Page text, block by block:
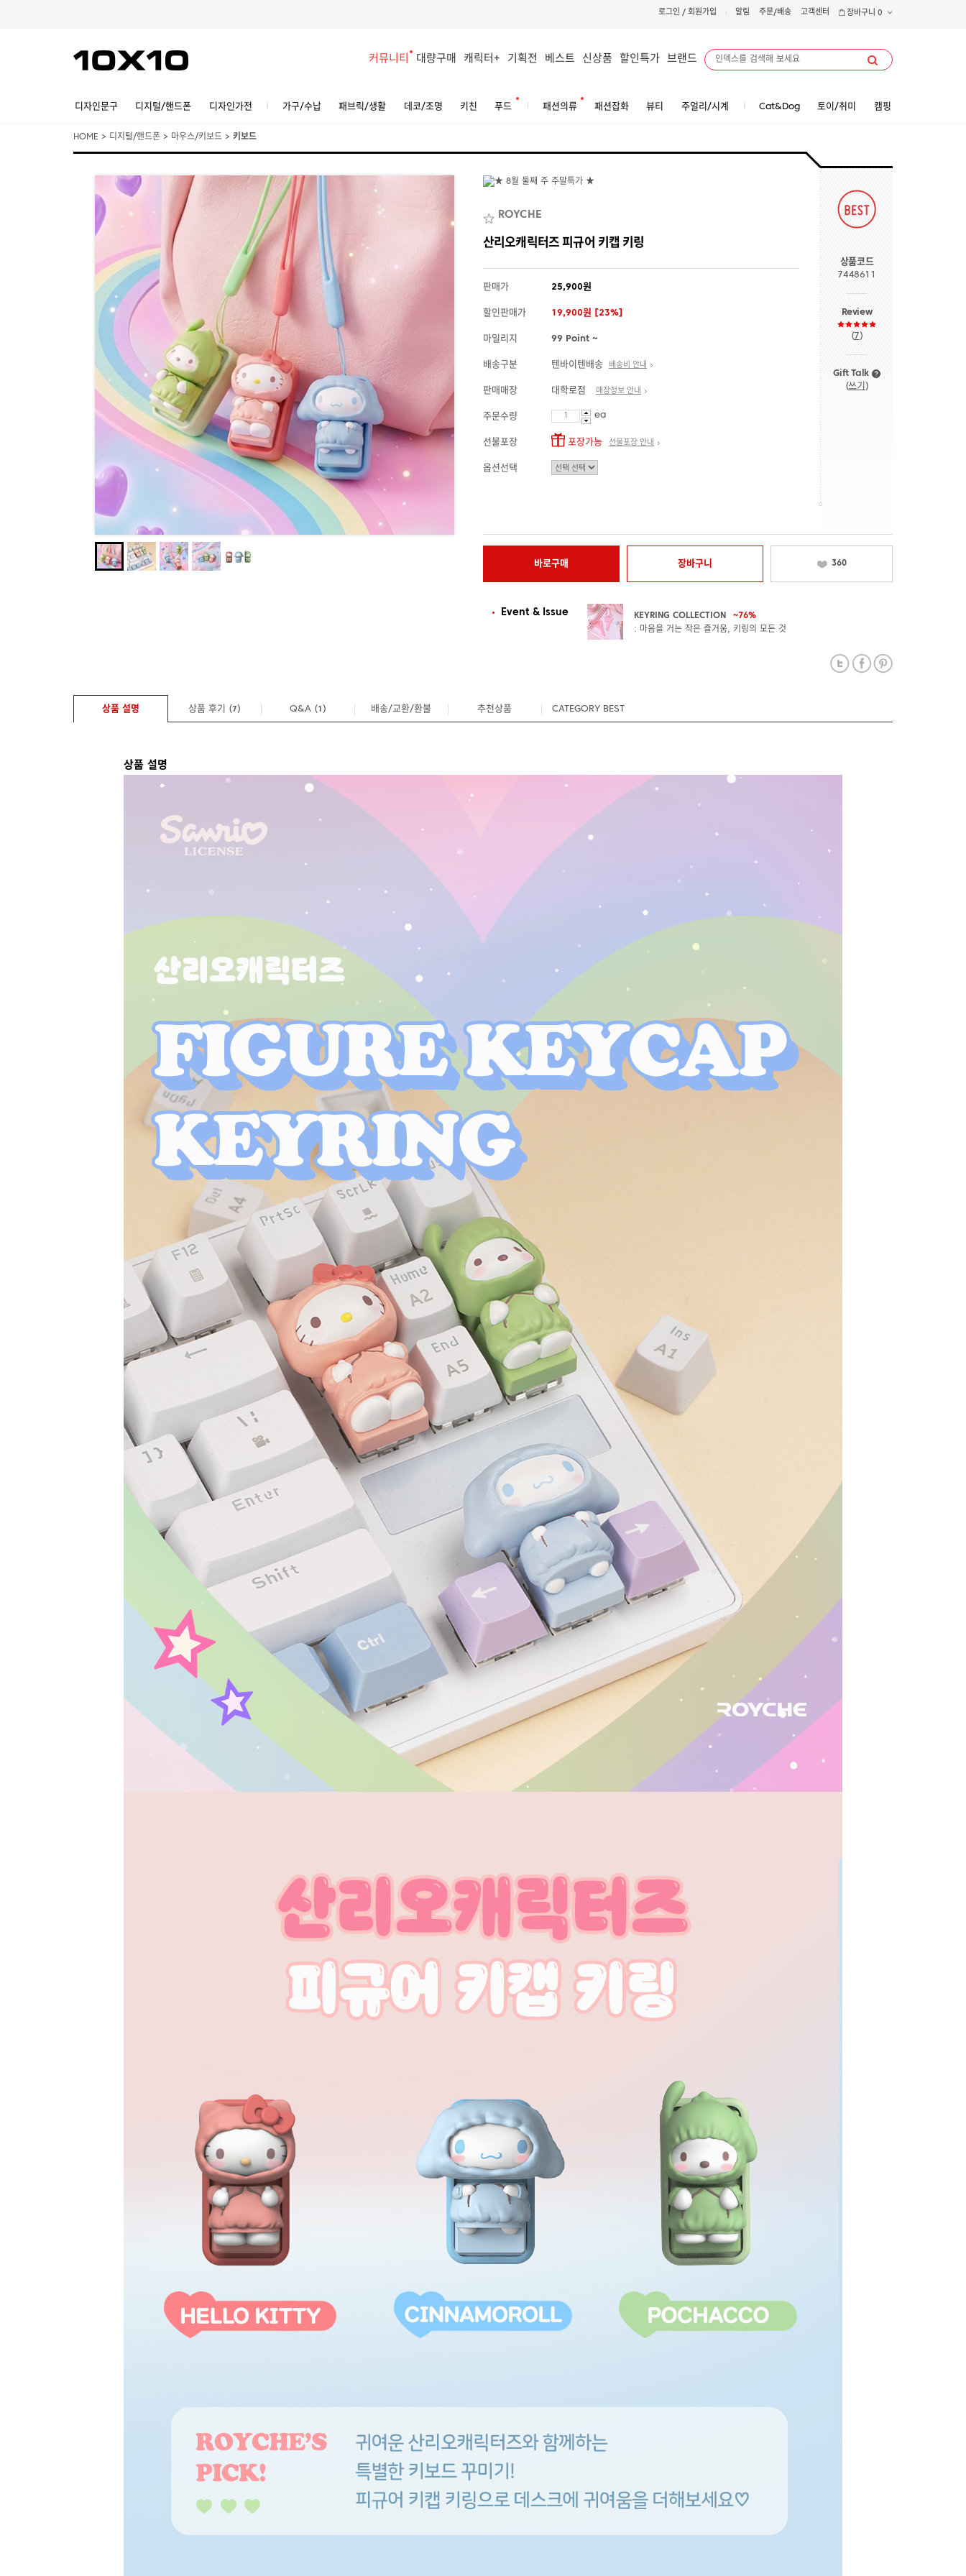
로그인 / 회원가입 알림 주문/배송 고객센터 장바구니 0
커뮤니티 대량구매 캐릭터+ 기획전 베스트 신상품 할인특가 브랜드
디자인문구 디지털/핸드폰 디자인가전 가구/수납 패브릭/생활 데코/조명 키친 푸드 패션의류 패션잡화 뷰티 주얼리/시계 Cat&Dog 토이/취미 캠핑
HOME > 디지털/핸드폰 > 마우스/키보드 > 키보드
ROYCHE
산리오캐릭터즈 피규어 키캡 키링
판매가 25,900원
할인판매가 19,900원 [23%]
마일리지 99 Point ~
배송구분 텐바이텐배송 배송비 안내
판매매장 대학로점 매장정보 안내
주문수량 ea
선물포장 포장가능 선물포장 안내
옵션선택
상품코드
7448611
Review
(7)
Gift Talk
(쓰기 )
바로구매 장바구니 360
Event & Issue KEYRING COLLECTION
~76%
: 마음을 거는 작은 즐거움, 키링의 모든 것
상품 설명 상품 후기 (7) Q&A (1 ) 배송/교환/환불 추천상품 CATEGORY BEST
상품 설명